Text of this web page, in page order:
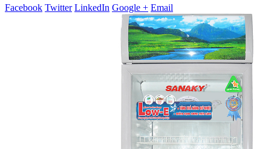
Facebook Twitter LinkedIn Google + Email